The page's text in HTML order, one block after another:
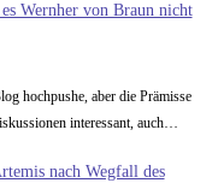
Wernher von Braun nicht
hochpushe, aber die Prämisse
interessant, auch…
nach Wegfall des